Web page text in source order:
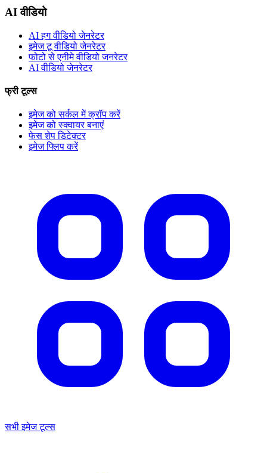
AI वीडियो
AI हग वीडियो जेनरेटर
इमेज टू वीडियो जेनरेटर
फोटो से एनीमे वीडियो जनरेटर
AI वीडियो जेनरेटर
फ्री टूल्स
इमेज को सर्कल में क्रॉप करें
इमेज को स्क्वायर बनाएं
फेस शेप डिटेक्टर
इमेज फ्लिप करें
सभी इमेज टूल्स